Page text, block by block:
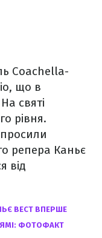
Coachella-
що в
святі
рівня.
репера Каньє
від
ВЕСТ ВПЕРШЕ
ФОТОФАКТ